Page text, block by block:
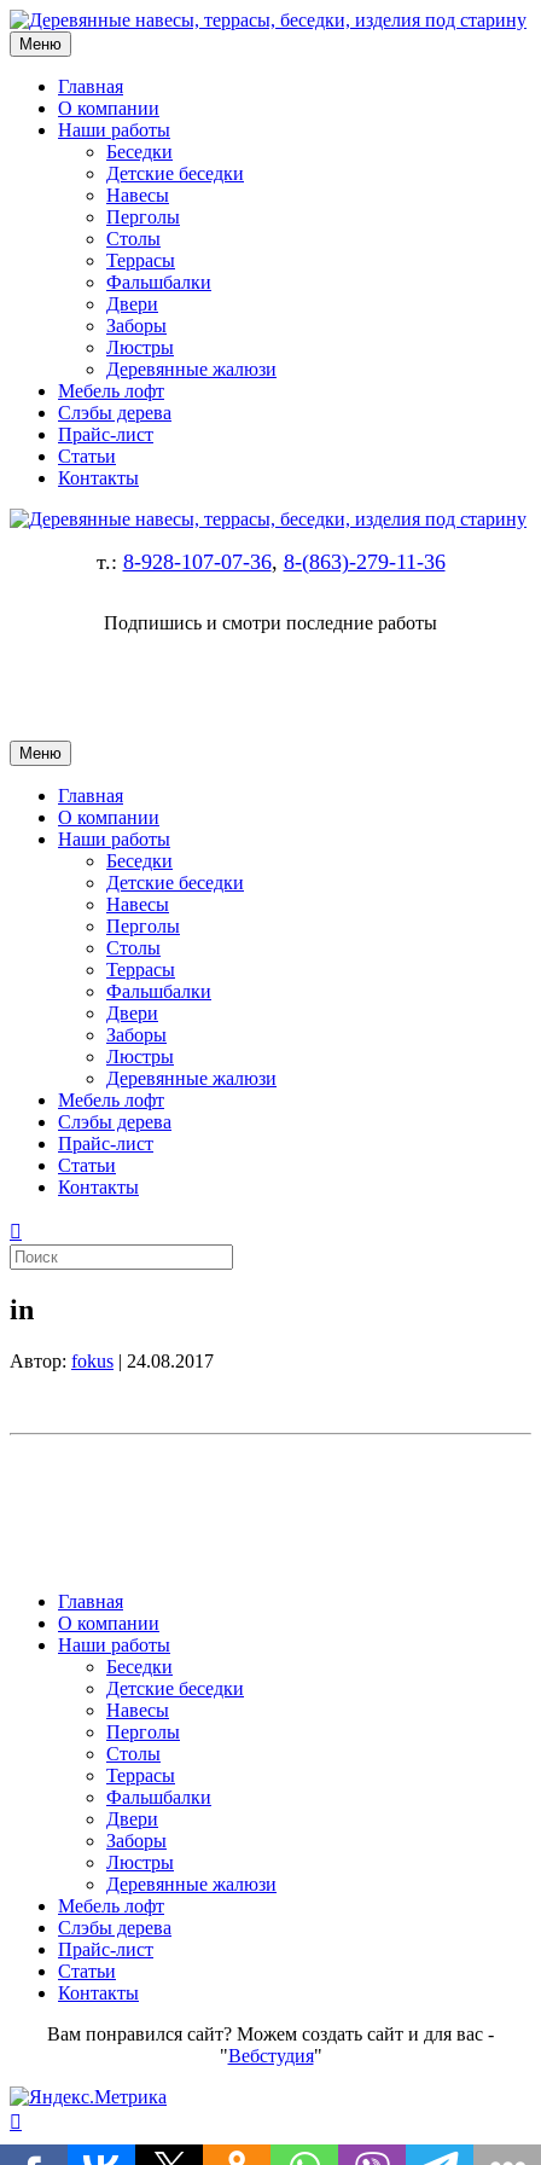
Меню
Главная
О компании
Наши работы
Беседки
Детские беседки
Навесы
Перголы
Столы
Террасы
Фальшбалки
Двери
Заборы
Люстры
Деревянные жалюзи
Мебель лофт
Слэбы дерева
Прайс-лист
Статьи
Контакты
т.: 8-928-107-07-36, 8-(863)-279-11-36
Подпишись и смотри последние работы
Меню
Главная
О компании
Наши работы
Беседки
Детские беседки
Навесы
Перголы
Столы
Террасы
Фальшбалки
Двери
Заборы
Люстры
Деревянные жалюзи
Мебель лофт
Слэбы дерева
Прайс-лист
Статьи
Контакты
in
Автор: fokus | 24.08.2017
Главная
О компании
Наши работы
Беседки
Детские беседки
Навесы
Перголы
Столы
Террасы
Фальшбалки
Двери
Заборы
Люстры
Деревянные жалюзи
Мебель лофт
Слэбы дерева
Прайс-лист
Статьи
Контакты
Вам понравился сайт? Можем создать сайт и для вас -
"Вебстудия"